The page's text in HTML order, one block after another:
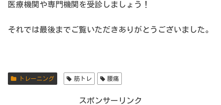
医療機関や専門機関を受診しましょう！
それでは最後までご覧いただきありがとうございました。
トレーニング 筋トレ 腰痛
スポンサーリンク